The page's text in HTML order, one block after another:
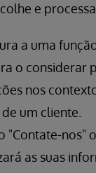
e
a uma
o considerar
nos
um cliente.
"Contate-nos"
as suas